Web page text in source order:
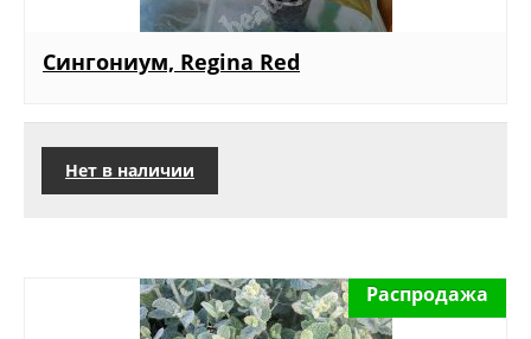
Сингониум, Regina Red
Нет в наличии
Распродажа